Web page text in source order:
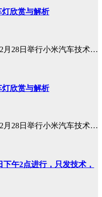
灯欣赏与解析
月28日举行小米汽车技术…
灯欣赏与解析
月28日举行小米汽车技术…
午2点进行，只发技术，